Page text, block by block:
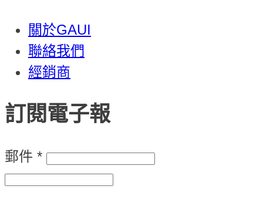
關於GAUI
聯絡我們
經銷商
訂閱電子報
郵件 *